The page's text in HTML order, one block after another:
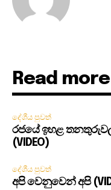
Read more
දේශීය පුවත්
රජයේ ඉහළ
(VIDEO)
දේශීය පුවත්
අපි වෙනුවෙන් අපි